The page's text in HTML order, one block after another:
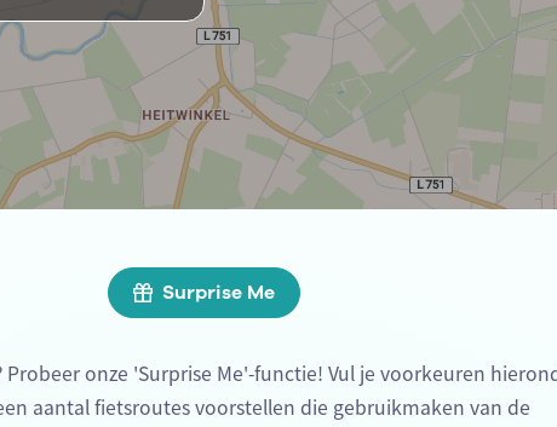
Surprise Me
onze 'Surprise Me'-functie! Vul je voorkeuren
aantal fietsroutes voorstellen die gebruikmaken van de